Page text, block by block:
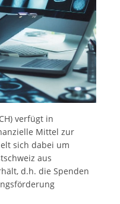
verfügt in
Mittel zur
sich dabei um
aus
d.h. die Spenden